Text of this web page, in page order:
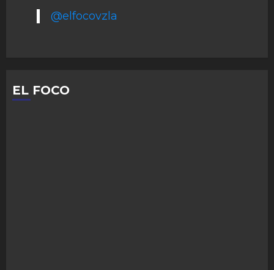
@elfocovzla
EL FOCO